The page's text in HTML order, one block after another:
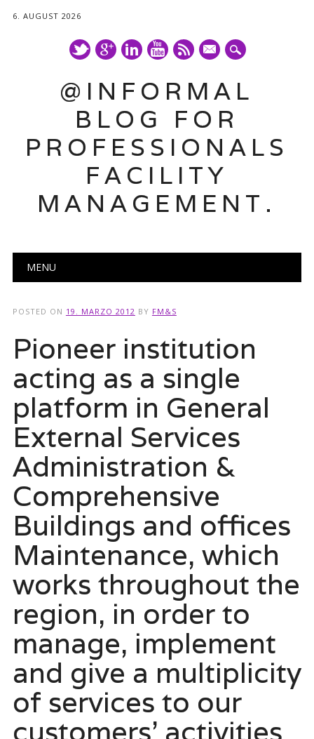
6. AUGUST 2026
mail
@INFORMAL
BLOG FOR
PROFESSIONALS
FACILITY
MANAGEMENT.
Main menu
MENU
POSTED ON 19. MARZO 2012 BY FM&S
Pioneer institution
acting as a single
platform in General
External Services
Administration &
Comprehensive
Buildings and offices
Maintenance, which
works throughout the
region, in order to
manage, implement
and give a multiplicity
of services to our
customers’ activities